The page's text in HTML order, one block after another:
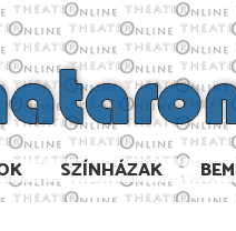
SZÍNHÁZAK